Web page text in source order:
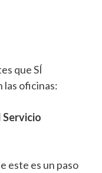
que SÍ
las oficinas:
Servicio
este es un paso